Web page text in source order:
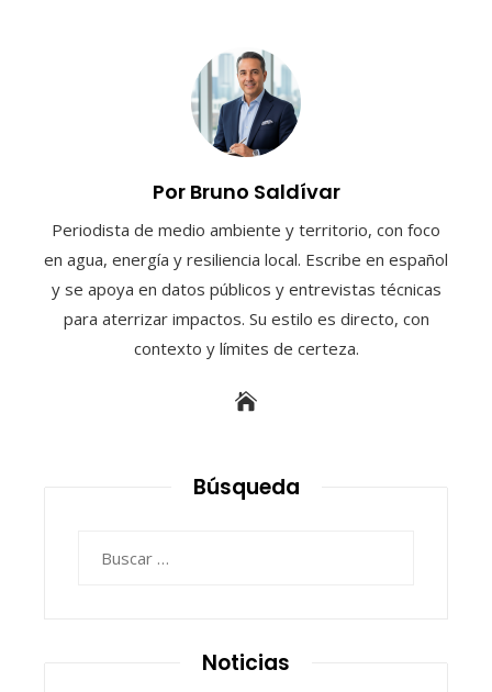
Por Bruno Saldívar
Periodista de medio ambiente y territorio, con foco
en agua, energía y resiliencia local. Escribe en español
y se apoya en datos públicos y entrevistas técnicas
para aterrizar impactos. Su estilo es directo, con
contexto y límites de certeza.
Búsqueda
Noticias